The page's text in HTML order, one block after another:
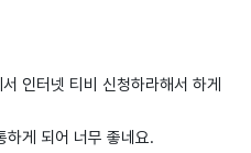
인터넷 티비 신청하라해서 하게
하게 되어 너무 좋네요.